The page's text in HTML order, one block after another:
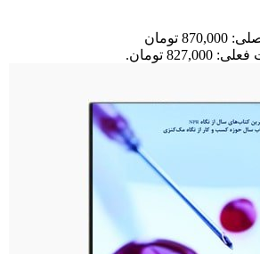
قیمت اصلی: 870,000 تومان
827,000 تومان.